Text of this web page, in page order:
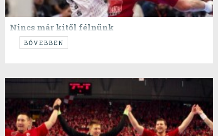
Nincs már kitől félnünk
Meg lehet ezt unni? Dehogy lehet, hiszen hiába játszottunk velük
kismillió meccset, mindegyik teljesen más volt az első perctől az
ha tendenciát keresünk, azt is találunk.
BŐVEBBEN